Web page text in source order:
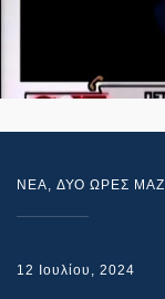
NEA, ΔΥΟ ΩΡΕΣ ΜΑΖΙ
12 Ιουλίου, 2024